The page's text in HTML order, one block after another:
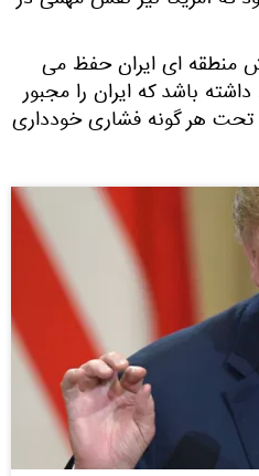
منطقه ای ایران حفظ می
باشد که ایران را مجبور
تحت هر گونه فشاری خودداری